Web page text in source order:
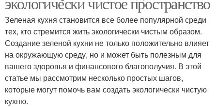
Зеленая кухня становится все более популярной среди
тех, кто стремится жить экологически чистым образом.
Создание зеленой кухни не только положительно влияет
на окружающую среду, но и может быть полезным для
вашего здоровья и финансового благополучия. В этой
статье мы рассмотрим несколько простых шагов,
которые могут помочь вам создать экологически чистую
кухню.